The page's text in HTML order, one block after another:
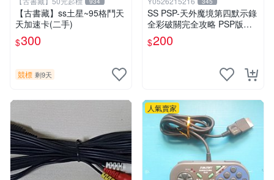
【古書藏】ss土星~95格鬥天
天加速卡(二手)
$300
競標 剩9天
SS PSP-天外魔境第四默示錄
全彩破關完全攻略 PSP版也
適用(二手品,無漏頁)
$200
人氣賣家